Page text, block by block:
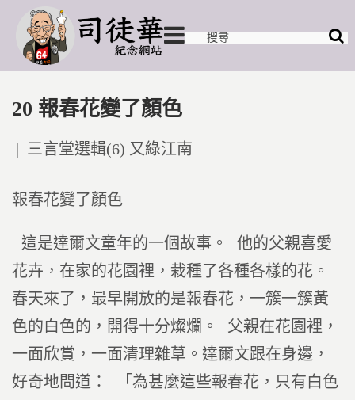
20 報春花變了顏色
Posted
三言堂選輯(6) 又綠江南
報春花變了顏色
這是達爾文童年的一個故事。 他的父親喜愛
花卉，在家的花園裡，栽種了各種各樣的花。
春天來了，最早開放的是報春花，一簇一簇黃
色的白色的，開得十分燦爛。 父親在花園裡，
一面欣賞，一面清理雜草。達爾文跟在身邊，
好奇地問道： 「為甚麼這些報春花，只有白色